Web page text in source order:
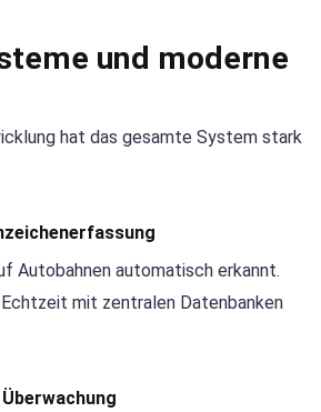
und moderne
hat das gesamte System stark
Autobahnen automatisch erkannt.
mit zentralen Datenbanken